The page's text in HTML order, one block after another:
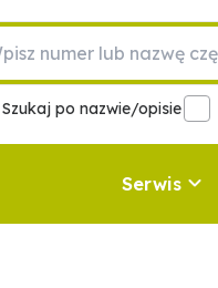
Szukaj po nazwie/opisie
Serwis